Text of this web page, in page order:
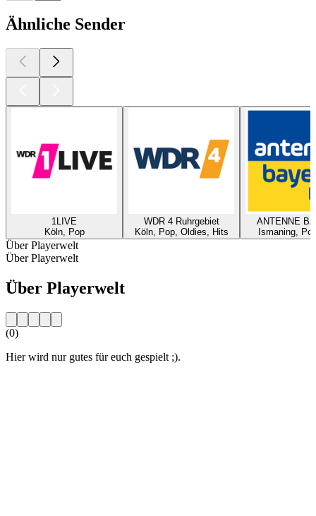
Ähnliche Sender
1LIVE
Köln, Pop
WDR 4 Ruhrgebiet
Köln, Pop, Oldies, Hits
ANTENNE
Ismaning,
Über Playerwelt
Über Playerwelt
Über Playerwelt
(0)
Hier wird nur gutes für euch gespielt ;).